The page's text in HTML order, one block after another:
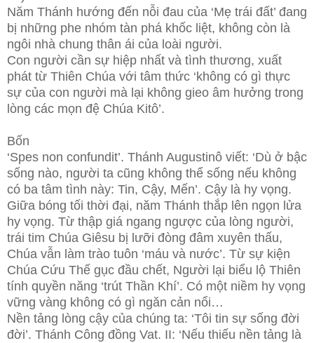
Năm Thánh hướng đến nỗi đau của ‘Mẹ trái đất’ đang
bị những phe nhóm tàn phá khốc liệt, không còn là
ngôi nhà chung thân ái của loài người.
Con người cần sự hiệp nhất và tình thương, xuất
phát từ Thiên Chúa với tâm thức ‘không có gì thực
sự của con người mà lại không gieo âm hưởng trong
lòng các mọn đệ Chúa Kitô’.
Bốn
‘Spes non confundit’. Thánh Augustinô viết: ‘Dù ở bậc
sống nào, người ta cũng không thể sống nếu không
có ba tâm tình này: Tin, Cậy, Mến’. Cậy là hy vọng.
Giữa bóng tối thời đại, năm Thánh thắp lên ngọn lửa
hy vọng. Từ thập giá ngang ngược của lòng người,
trái tim Chúa Giêsu bị lưỡi đòng đâm xuyên thấu,
Chúa vẫn làm trào tuôn ‘máu và nước’. Từ sự kiện
Chúa Cứu Thế gục đầu chết, Người lại biểu lộ Thiên
tính quyền năng ‘trút Thần Khí’. Có một niềm hy vọng
vững vàng không có gì ngăn cản nổi…
Nền tảng lòng cậy của chúng ta: ‘Tôi tin sự sống đời
đời’. Thánh Công đồng Vat. II: ‘Nếu thiếu nền tảng là